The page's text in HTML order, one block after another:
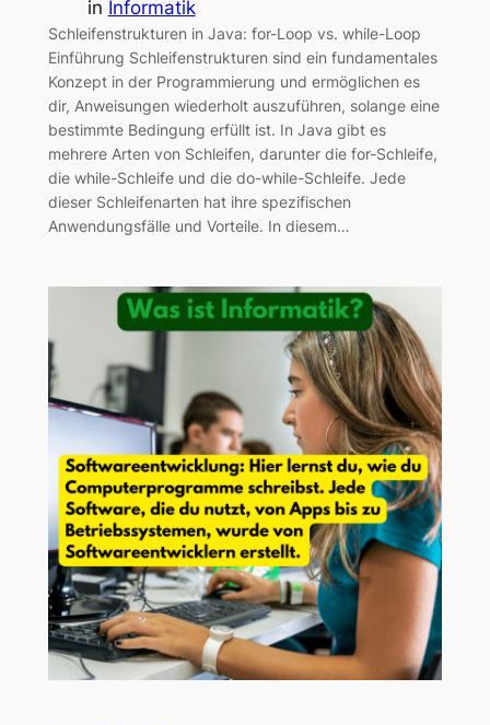
in Informatik
Schleifenstrukturen in Java: for-Loop vs. while-Loop
Einführung Schleifenstrukturen sind ein fundamentales
Konzept in der Programmierung und ermöglichen es
dir, Anweisungen wiederholt auszuführen, solange eine
bestimmte Bedingung erfüllt ist. In Java gibt es
mehrere Arten von Schleifen, darunter die for-Schleife,
die while-Schleife und die do-while-Schleife. Jede
dieser Schleifenarten hat ihre spezifischen
Anwendungsfälle und Vorteile. In diesem…